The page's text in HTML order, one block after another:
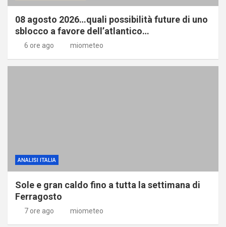
08 agosto 2026…quali possibilità future di uno
sblocco a favore dell’atlantico…
6 ore ago miometeo
ANALISI ITALIA
Sole e gran caldo fino a tutta la settimana di
Ferragosto
7 ore ago miometeo